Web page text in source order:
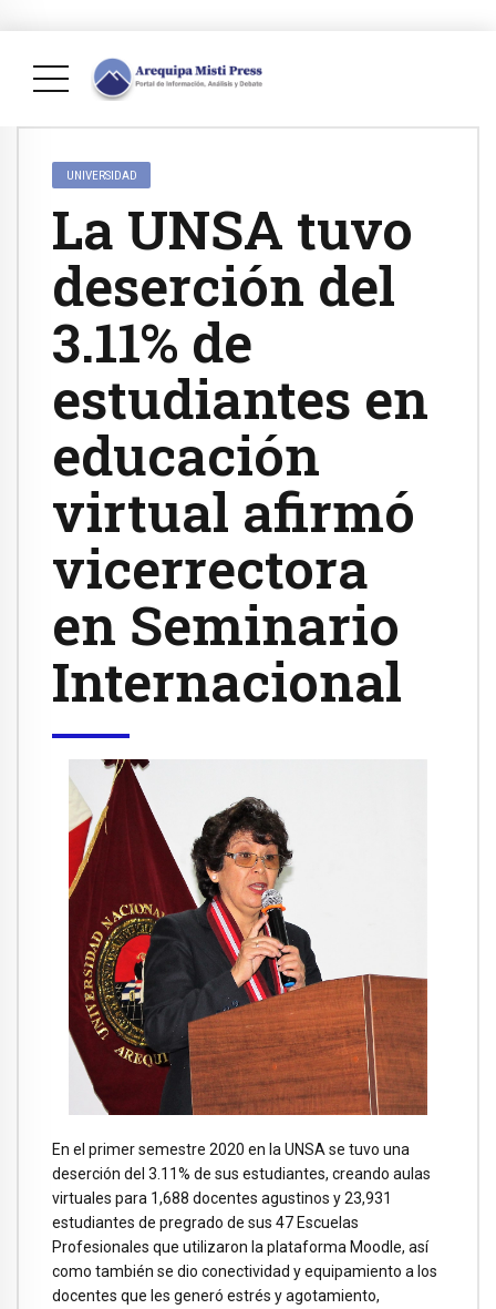
UNIVERSIDAD
La UNSA tuvo
deserción del
3.11% de
estudiantes en
educación
virtual afirmó
vicerrectora
en Seminario
Internacional
En el primer semestre 2020 en la UNSA se tuvo una
deserción del 3.11% de sus estudiantes, creando aulas
virtuales para 1,688 docentes agustinos y 23,931
estudiantes de pregrado de sus 47 Escuelas
Profesionales que utilizaron la plataforma Moodle, así
como también se dio conectividad y equipamiento a los
docentes que les generó estrés y agotamiento,